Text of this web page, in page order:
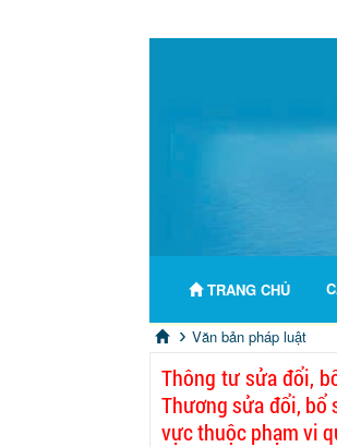
TRANG CHỦ
Văn bản pháp luật
Thông tư sửa đổi,
Thương sửa đổi, bổ
vực thuộc phạm vi